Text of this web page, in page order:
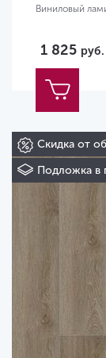
Виниловый
1 825 руб.
Скидка от
Подложка в